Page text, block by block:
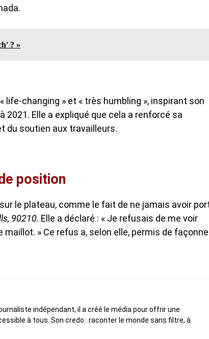
? »
changing » et « très humbling », inspirant son
2021. Elle a expliqué que cela a renforcé sa
du soutien aux travailleurs.
position
le plateau, comme le fait de ne jamais avoir
90210. Elle a déclaré : « Je refusais de me voir
maillot. » Ce refus a, selon elle, permis de
indépendant, il a créé le média pour offrir une
à tous. Son credo : raconter le monde sans filtre, à